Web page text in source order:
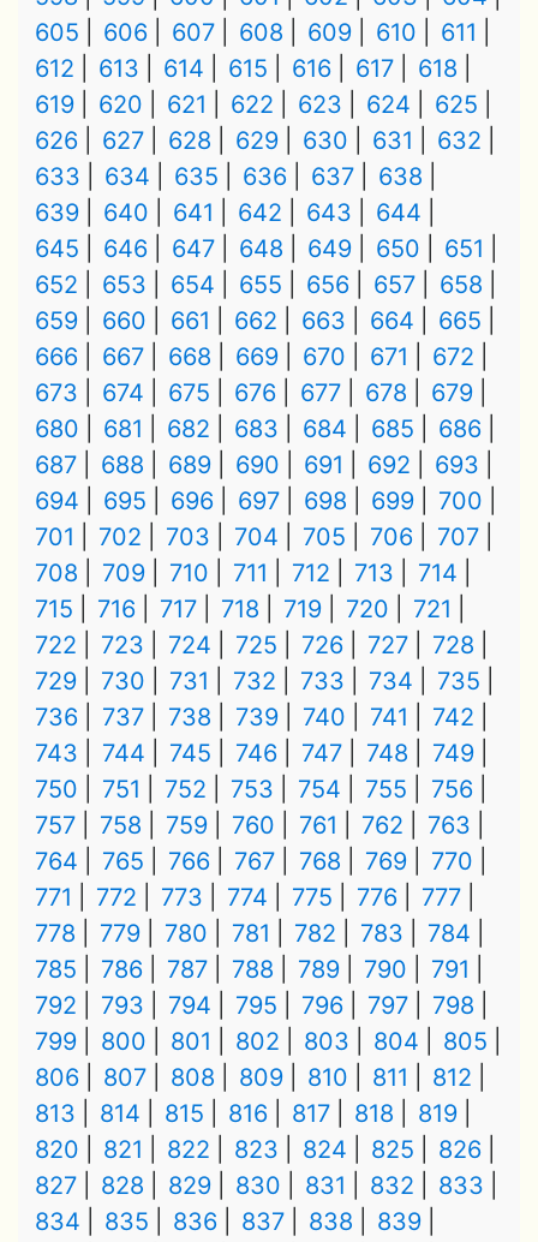
605
606 607 608 609 610
611
612
613 614 615 616 617
618
619
620 621 622 623 624
625
626
627 628 629 630 631
632
633
634 635 636 637
638
639
640 641 642 643
644
645
646 647 648 649 650
651
652
653 654 655 656 657
658
659
660 661 662 663 664
665
666
667 668 669 670 671
672
673
674 675 676 677 678
679
680
681 682 683 684 685
686
687
688 689 690 691 692
693
694
695 696 697 698 699
700
701
702 703 704 705 706
707
708
709 710 711 712 713
714
715
716 717 718 719 720
721
722
723 724 725 726 727
728
729
730 731 732 733 734
735
736
737 738 739 740 741
742
743
744 745 746 747 748
749
750
751 752 753 754 755
756
757
758 759 760 761 762
763
764
765 766 767 768 769
770
771
772 773 774 775 776
777
778
779 780 781 782 783
784
785
786 787 788 789 790
791
792
793 794 795 796 797
798
799
800 801 802 803 804
805
806
807 808 809 810 811
812
813
814 815 816 817 818
819
820
821 822 823 824 825
826
827
828 829 830 831 832
833
834
835 836 837 838
839